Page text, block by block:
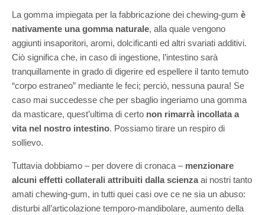
La gomma impiegata per la fabbricazione dei chewing-gum è
nativamente una gomma naturale, alla quale vengono
aggiunti insaporitori, aromi, dolcificanti ed altri svariati additivi.
Ciò significa che, in caso di ingestione, l’intestino sarà
tranquillamente in grado di digerire ed espellere il tanto temuto
“corpo estraneo” mediante le feci; perciò, nessuna paura! Se
caso mai succedesse che per sbaglio ingeriamo una gomma
da masticare, quest’ultima di certo non rimarrà incollata a
vita nel nostro intestino. Possiamo tirare un respiro di
sollievo.
Tuttavia dobbiamo – per dovere di cronaca – menzionare
alcuni effetti collaterali attribuiti dalla scienzaai nostri tanto
amati chewing-gum, in tutti quei casi ove ce ne sia un abuso:
disturbi all’articolazione temporo-mandibolare, aumento della